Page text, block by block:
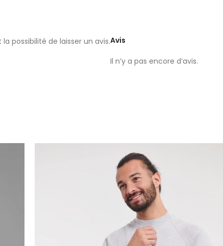
Avis
Il n’y a pas encore d’avis.
possibilité de laisser un avis.